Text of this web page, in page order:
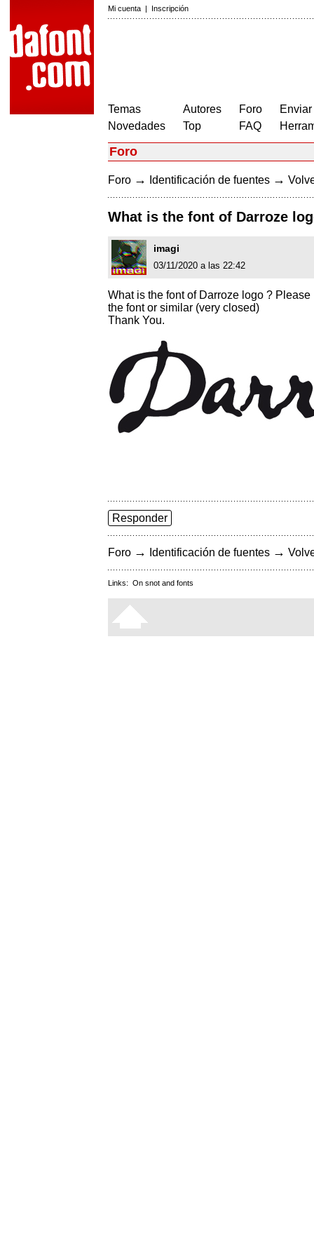
Mi cuenta | Inscripción
Temas
Novedades
Autores
Top
Foro
FAQ
Foro
Foro → Identificación de fuentes →
What is the font of Darroze
imagi
03/11/2020 a las 22:42
What is the font of Darroze logo ? Please
the font or similar (very closed)
Thank You.
Responder
Foro → Identificación de fuentes →
Links: On snot and fonts